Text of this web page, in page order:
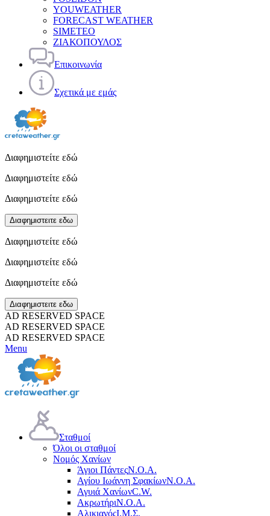
YOUWEATHER
FORECAST WEATHER
SIMETEO
ΖΙΑΚΟΠΟΥΛΟΣ
Επικοινωνία
Σχετικά με εμάς
Διαφημιστείτε εδώ
Διαφημιστείτε εδώ
Διαφημιστείτε εδώ
Διαφημιστειτε εδω
Διαφημιστείτε εδώ
Διαφημιστείτε εδώ
Διαφημιστείτε εδώ
Διαφημιστειτε εδω
AD RESERVED SPACE
AD RESERVED SPACE
AD RESERVED SPACE
Menu
Σταθμοί
Όλοι οι σταθμοί
Νομός Χανίων
Άγιοι ΠάντεςΝ.Ο.Α.
Αγίου Ιωάννη ΣφακίωνΝ.Ο.Α.
Αγυιά ΧανίωνC.W.
ΑκρωτήριΝ.Ο.Α.
ΑλικιανόςΙ.Μ.Σ.